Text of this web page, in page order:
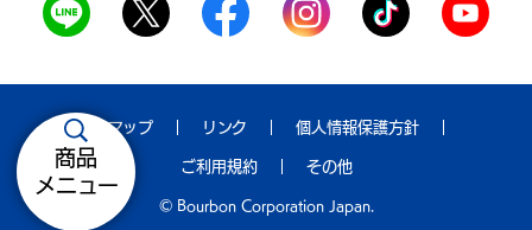
商品
メニュー
サイトマップ リンク 個人情報保護方針
ご利用規約 その他
© Bourbon Corporation Japan.